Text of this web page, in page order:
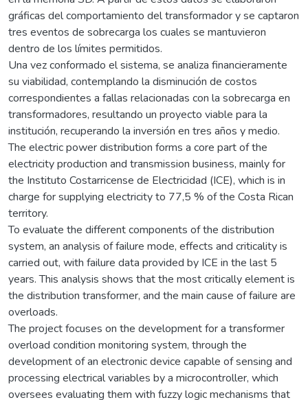
gráficas del comportamiento del transformador y se captaron
tres eventos de sobrecarga los cuales se mantuvieron
dentro de los límites permitidos.
Una vez conformado el sistema, se analiza financieramente
su viabilidad, contemplando la disminución de costos
correspondientes a fallas relacionadas con la sobrecarga en
transformadores, resultando un proyecto viable para la
institución, recuperando la inversión en tres años y medio.
The electric power distribution forms a core part of the
electricity production and transmission business, mainly for
the Instituto Costarricense de Electricidad (ICE), which is in
charge for supplying electricity to 77,5 % of the Costa Rican
territory.
To evaluate the different components of the distribution
system, an analysis of failure mode, effects and criticality is
carried out, with failure data provided by ICE in the last 5
years. This analysis shows that the most critically element is
the distribution transformer, and the main cause of failure are
overloads.
The project focuses on the development for a transformer
overload condition monitoring system, through the
development of an electronic device capable of sensing and
processing electrical variables by a microcontroller, which
oversees evaluating them with fuzzy logic mechanisms that